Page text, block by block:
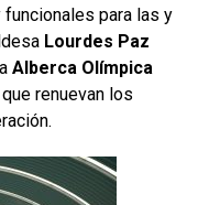
para las y
Lourdes Paz
Alberca Olímpica
renuevan los